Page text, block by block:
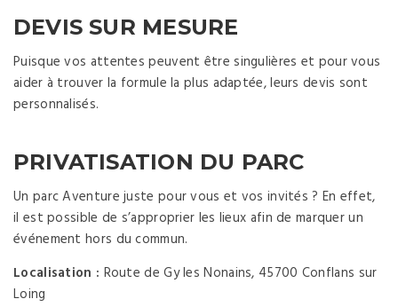
DEVIS SUR MESURE
Puisque vos attentes peuvent être singulières et pour vous
aider à trouver la formule la plus adaptée, leurs devis sont
personnalisés.
PRIVATISATION DU PARC
Un parc Aventure juste pour vous et vos invités ? En effet,
il est possible de s’approprier les lieux afin de marquer un
événement hors du commun.
Localisation : Route de Gy les Nonains, 45700 Conflans sur
Loing